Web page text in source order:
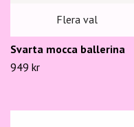
Flera val
Svarta mocca ballerina
949 kr